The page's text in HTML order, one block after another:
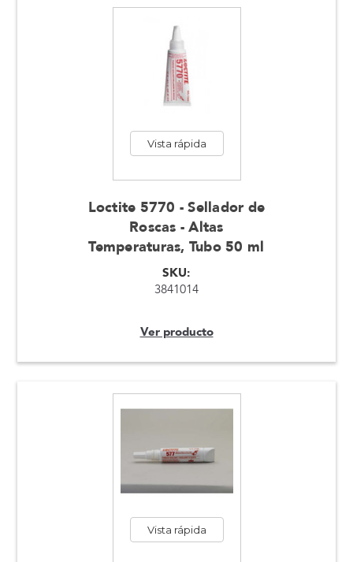
Vista rápida
Loctite 5770 - Sellador de
Roscas - Altas
Temperaturas, Tubo 50 ml
SKU:
3841014
Ver producto
Vista rápida